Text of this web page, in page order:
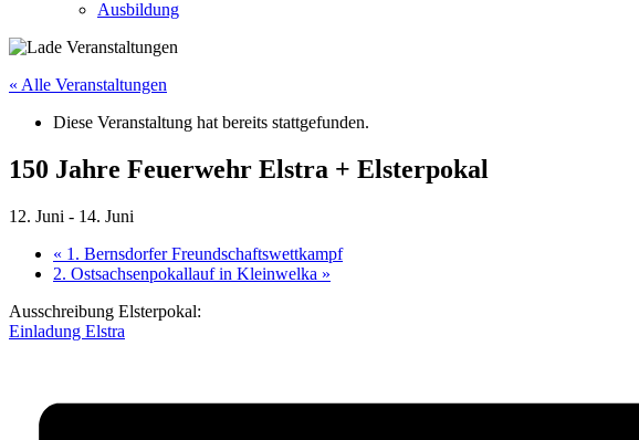
Ausbildung
« Alle Veranstaltungen
Diese Veranstaltung hat bereits stattgefunden.
150 Jahre Feuerwehr Elstra + Elsterpokal
12. Juni - 14. Juni
« 1. Bernsdorfer Freundschaftswettkampf
2. Ostsachsenpokallauf in Kleinwelka »
Ausschreibung Elsterpokal:
Einladung Elstra